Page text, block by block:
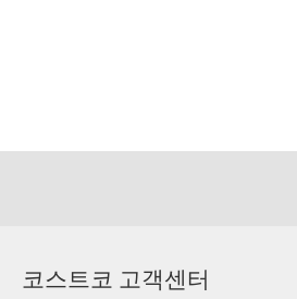
코스트코 고객센터